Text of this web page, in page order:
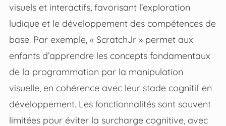
visuels et interactifs, favorisant l’exploration
ludique et le développement des compétences de
base. Par exemple, « ScratchJr » permet aux
enfants d’apprendre les concepts fondamentaux
de la programmation par la manipulation
visuelle, en cohérence avec leur stade cognitif en
développement. Les fonctionnalités sont souvent
limitées pour éviter la surcharge cognitive, avec